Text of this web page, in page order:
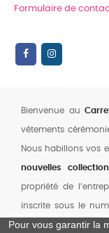
Formulaire de
Pour vous garantir la
Bienvenue au
vêtements
Nous habillons vos
nouvelles
propriété de
inscrite sous le
notre chaine